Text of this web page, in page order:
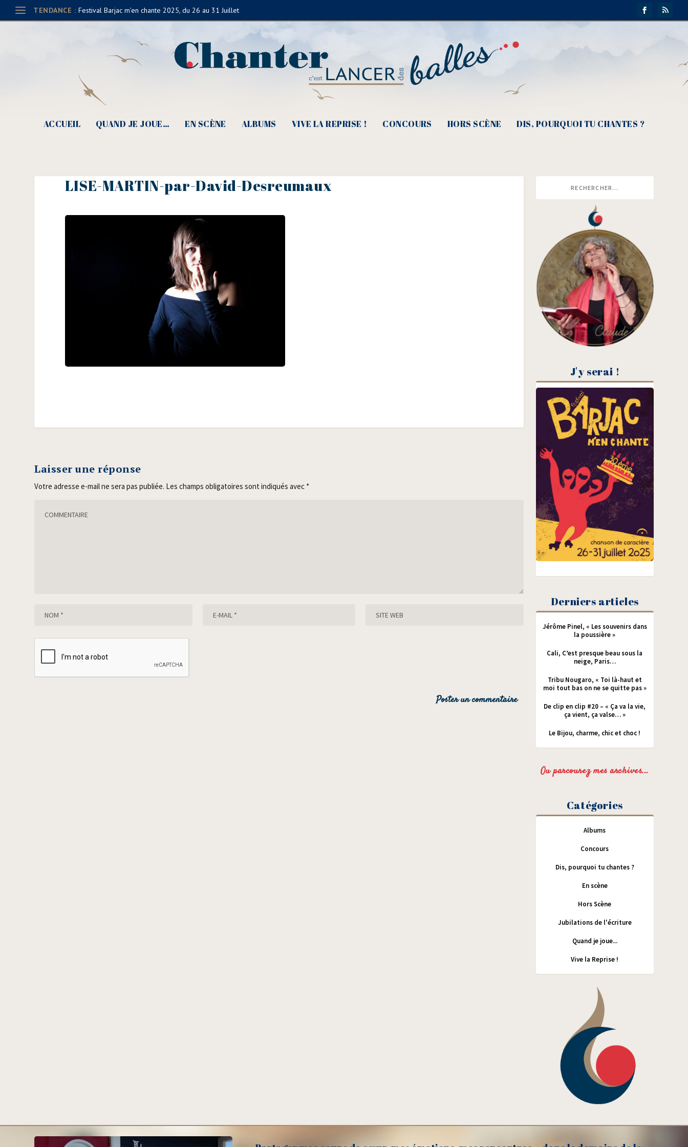
TENDANCE : Festival Barjac m’en chante 2025, du 26 au 31 Juillet
ACCUEIL QUAND JE JOUE… EN SCÈNE ALBUMS VIVE LA REPRISE ! CONCOURS HORS SCÈNE DIS, POURQUOI TU CHANTES ?
LISE-MARTIN-par-David-Desreumaux
Laisser une réponse
Votre adresse e-mail ne sera pas publiée. Les champs obligatoires sont indiqués avec *
J'y serai !
Derniers articles
Jérôme Pinel, « Les souvenirs dans
la poussière »
Cali, C’est presque beau sous la
neige, Paris…
Tribu Nougaro, « Toi là-haut et
moi tout bas on ne se quitte pas »
De clip en clip #20 – « Ça va la vie,
ça vient, ça valse… »
Le Bijou, charme, chic et choc !
Ou parcourez mes archives...
Catégories
Albums
Concours
Dis, pourquoi tu chantes ?
En scène
Hors Scène
Jubilations de l'écriture
Quand je joue...
Vive la Reprise !